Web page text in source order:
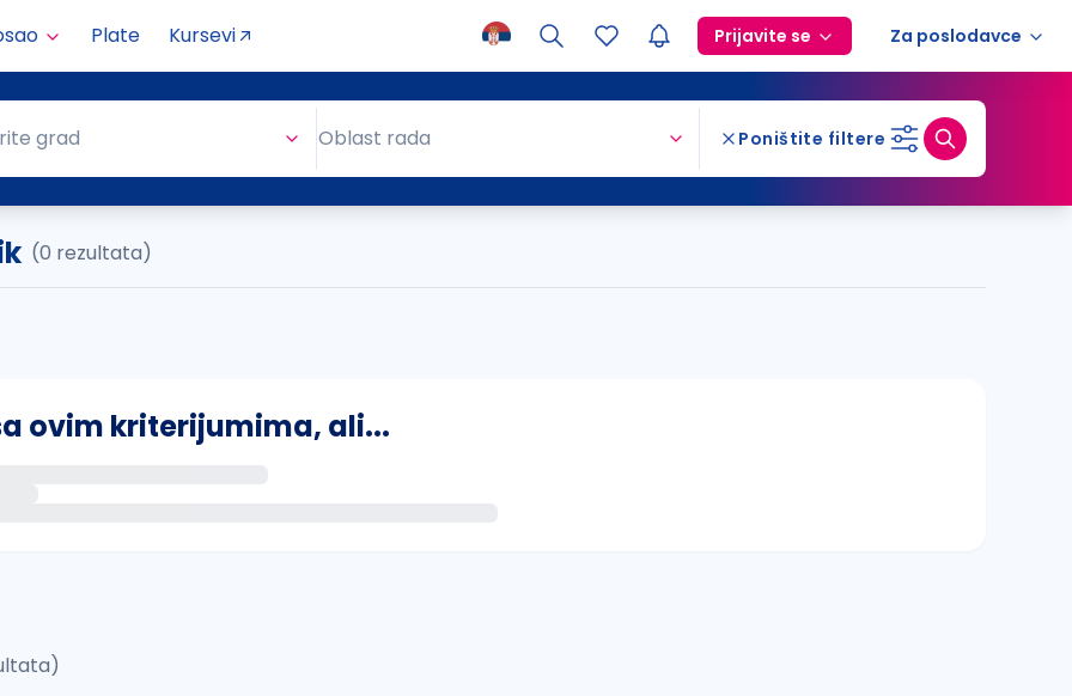
Plate Kursevi Prijavite se Za poslodavce
grad Oblast rada Poništite filtere
(0 rezultata)
ovim kriterijumima, ali...